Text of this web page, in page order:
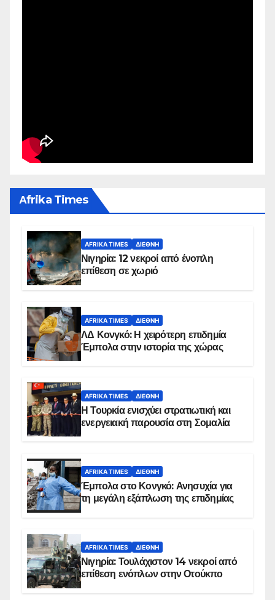
Αfrika Times
AFRIKA TIMES ΔΙΕΘΝΉ
Νιγηρία: 12 νεκροί από ένοπλη
επίθεση σε χωριό
AFRIKA TIMES ΔΙΕΘΝΉ
ΛΔ Κονγκό: Η χειρότερη επιδημία
Έμπολα στην ιστορία της χώρας
AFRIKA TIMES ΔΙΕΘΝΉ
Η Τουρκία ενισχύει στρατιωτική και
ενεργειακή παρουσία στη Σομαλία
AFRIKA TIMES ΔΙΕΘΝΉ
Έμπολα στο Κονγκό: Ανησυχία για
τη μεγάλη εξάπλωση της επιδημίας
AFRIKA TIMES ΔΙΕΘΝΉ
Νιγηρία: Τουλάχιστον 14 νεκροί από
επίθεση ενόπλων στην Οτούκπο